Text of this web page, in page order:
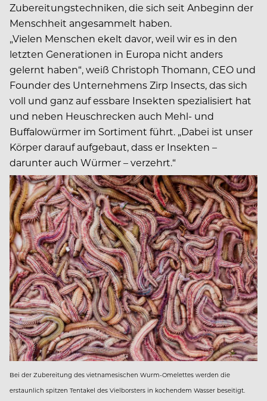
Zubereitungstechniken, die sich seit Anbeginn der
Menschheit angesammelt haben.
„Vielen Menschen ekelt davor, weil wir es in den
letzten Generationen in Europa nicht anders
gelernt haben“, weiß Christoph Thomann, CEO und
Founder des Unternehmens Zirp Insects, das sich
voll und ganz auf essbare Insekten spezialisiert hat
und neben Heuschrecken auch Mehl- und
Buffalowürmer im Sortiment führt. „Dabei ist unser
Körper darauf aufgebaut, dass er Insekten –
darunter auch Würmer – verzehrt.“
Bei der Zubereitung des vietnamesischen Wurm-Omelettes werden die
erstaunlich spitzen Tentakel des Vielborsters in kochendem Wasser beseitigt.